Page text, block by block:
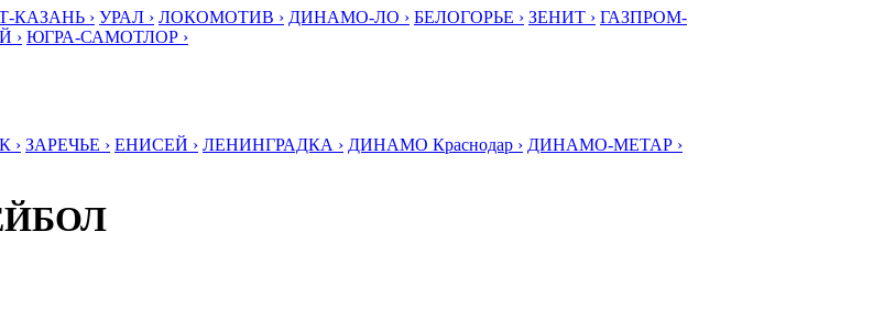
КАЗАНЬ › УРАЛ › ЛОКОМОТИВ › ДИНАМО-ЛО › БЕЛОГОРЬЕ › ЗЕНИТ › ГАЗПРОМ-
› ЮГРА-САМОТЛОР ›
› ЗАРЕЧЬЕ › ЕНИСЕЙ › ЛЕНИНГРАДКА › ДИНАМО Краснодар › ДИНАМО-МЕТАР ›